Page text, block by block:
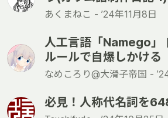
あくまねこ - ’24年11月8日
人工言語「Namego」
ルールで自爆しかける
なめころり@大滑子帝国 -
必見！人称代名詞を